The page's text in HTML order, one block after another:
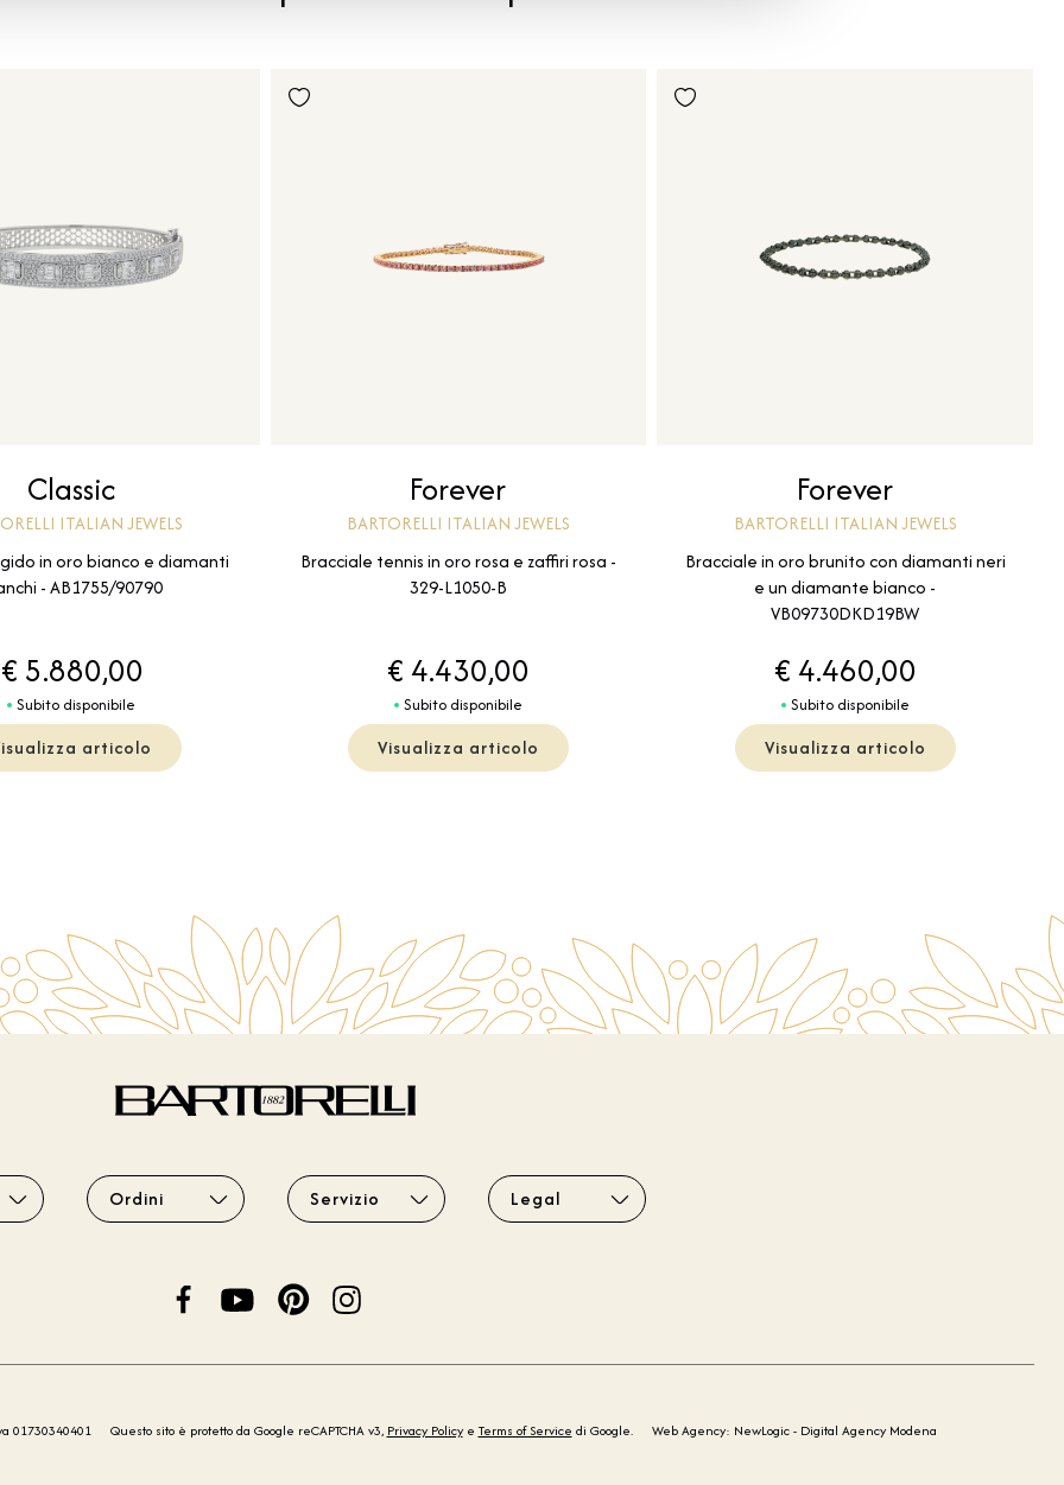
Classic
ITALIAN JEWELS
in oro bianco e diamanti
- AB1755/90790
€ 5.880,00
Subito disponibile
articolo
Forever
BARTORELLI ITALIAN JEWELS
Bracciale tennis in oro rosa e zaffiri rosa -
329-L1050-B
€ 4.430,00
Subito disponibile
Visualizza articolo
Forever
BARTORELLI ITALIAN JEWELS
Bracciale in oro brunito con diamanti neri
e un diamante bianco -
VB09730DKD19BW
€ 4.460,00
Subito disponibile
Visualizza articolo
Ordini Servizio Legal
01730340401 Questo sito è protetto da Google reCAPTCHA v3, Privacy Policye Terms of Service di Google. Web Agency: NewLogic - Digital Agency Modena